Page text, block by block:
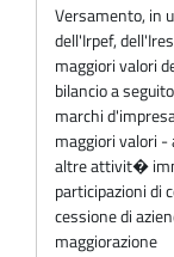
Versamento, in
dell'Irpef,
maggiori valori
bilancio a
marchi
maggiori valori
altre attivit�
participazioni di
cessione di
maggiorazione